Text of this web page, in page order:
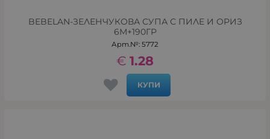
BEBELAN-ЗЕЛЕНЧУКОВА СУПА С ПИЛЕ И ОРИЗ
6М+190ГР
Арт.№: 5772
1.28
€
КУПИ